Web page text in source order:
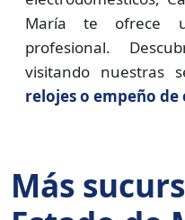
María te ofrece
profesional.
visitando nuestras
relojes o empeño
Más